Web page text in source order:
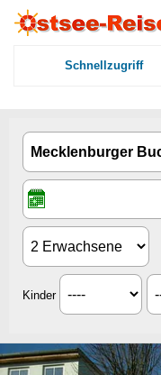
Schnellzugriff
Kinder